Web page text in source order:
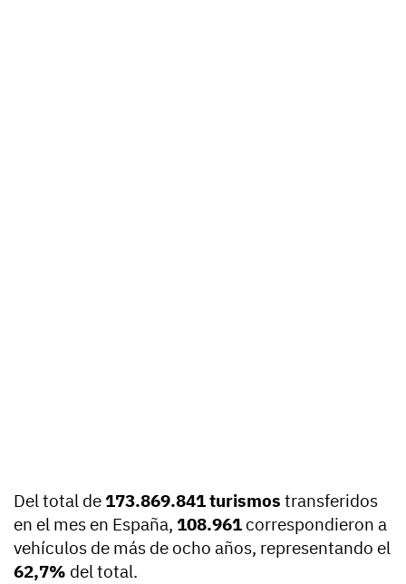
Del total de 173.869.841 turismos transferidos
en el mes en España, 108.961 correspondieron a
vehículos de más de ocho años, representando el
62,7% del total.